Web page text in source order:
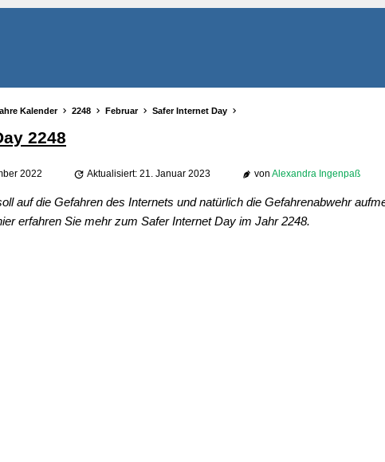
Kalender 2248 Februar Safer Internet Day
2248
2022 Aktualisiert: 21. Januar 2023 von Alexandra Ingenpaß
auf die Gefahren des Internets und natürlich die Gefahrenabwehr
erfahren Sie mehr zum Safer Internet Day im Jahr 2248.